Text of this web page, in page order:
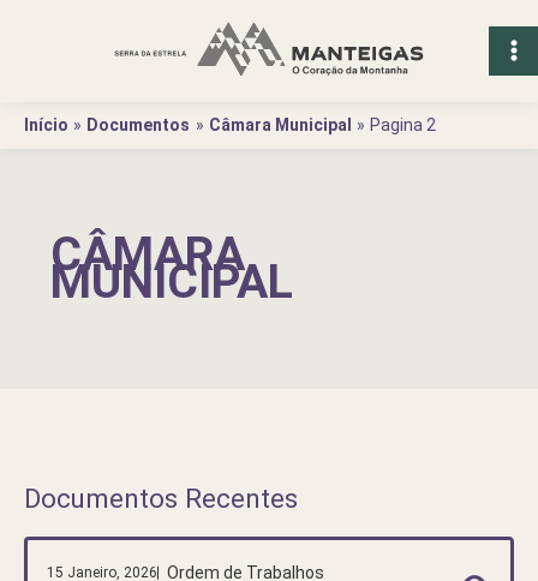
Início
Documentos Câmara Municipal Pagina 2
CÂMARA
MUNICIPAL
Documentos Recentes
15 Janeiro, 2026 Ordem de Trabalhos